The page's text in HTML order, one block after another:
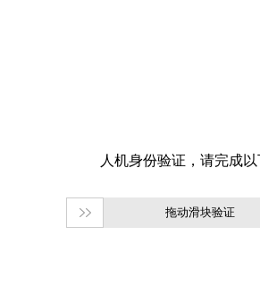
拖动滑块验证